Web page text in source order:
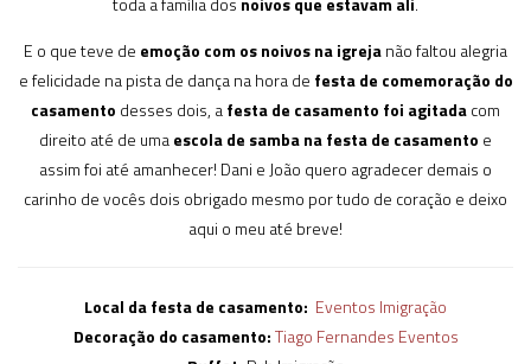
E o que teve de emoção com os noivos na igrejanão faltou alegria
e felicidade na pista de dança na hora de festa de comemoração do
casamento desses dois, afesta de casamento foi agitadacom
direito até de umaescola de samba na festa de casamento e
assim foi até amanhecer! Dani e João quero agradecer demais o
carinho de vocês dois obrigado mesmo por tudo de coração e deixo
aqui o meu até breve!
Local da festa de casamento: Eventos Imigração
Decoração do casamento:Tiago Fernandes Eventos